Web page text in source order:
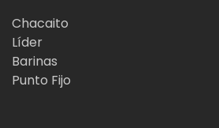
Chacaito
Líder
Barinas
Punto Fijo